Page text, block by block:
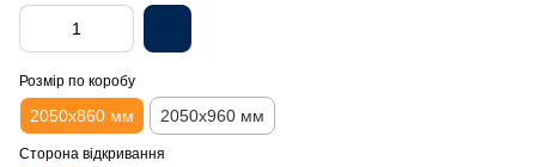
Розмір по коробу
2050х860 мм 2050х960 мм
Сторона відкривання